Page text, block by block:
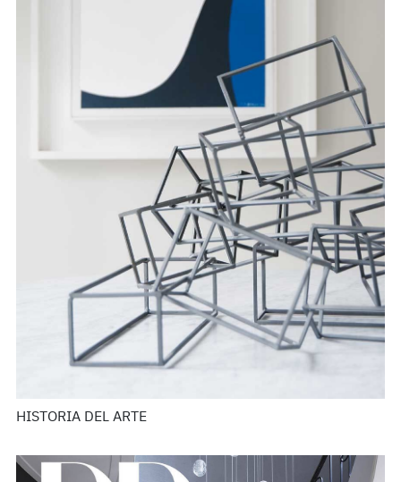
HISTORIA DEL ARTE